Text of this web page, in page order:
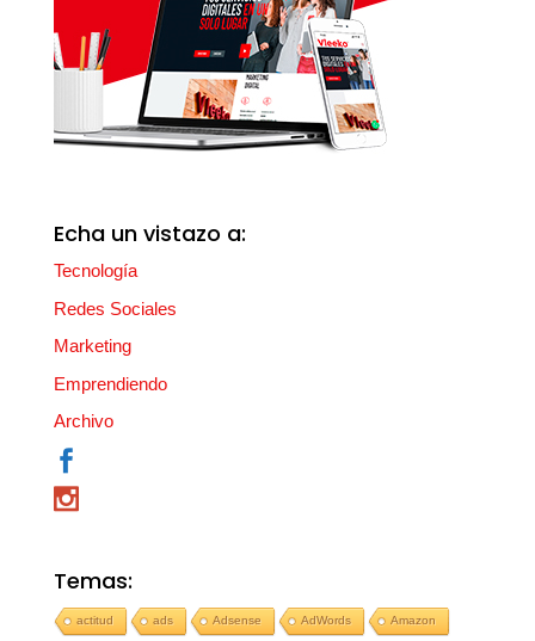
Echa un vistazo a:
Tecnología
Redes Sociales
Marketing
Emprendiendo
Archivo
Temas:
actitud ads Adsense AdWords Amazon